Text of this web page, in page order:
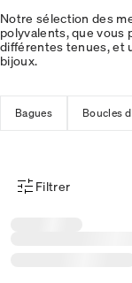
Notre sélection des
polyvalents, que vous
différentes tenues, et
bijoux.
Bagues Boucles
Menu des filtres
Filtrer